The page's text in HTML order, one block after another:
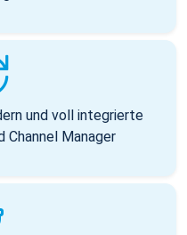
und voll integrierte
Channel Manager